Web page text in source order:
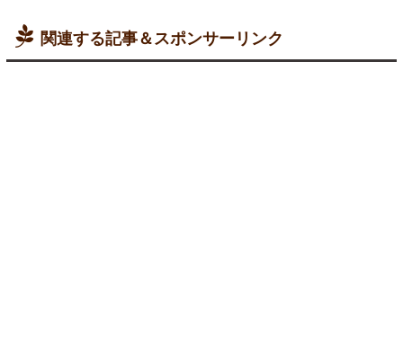
関連する記事＆スポンサーリンク